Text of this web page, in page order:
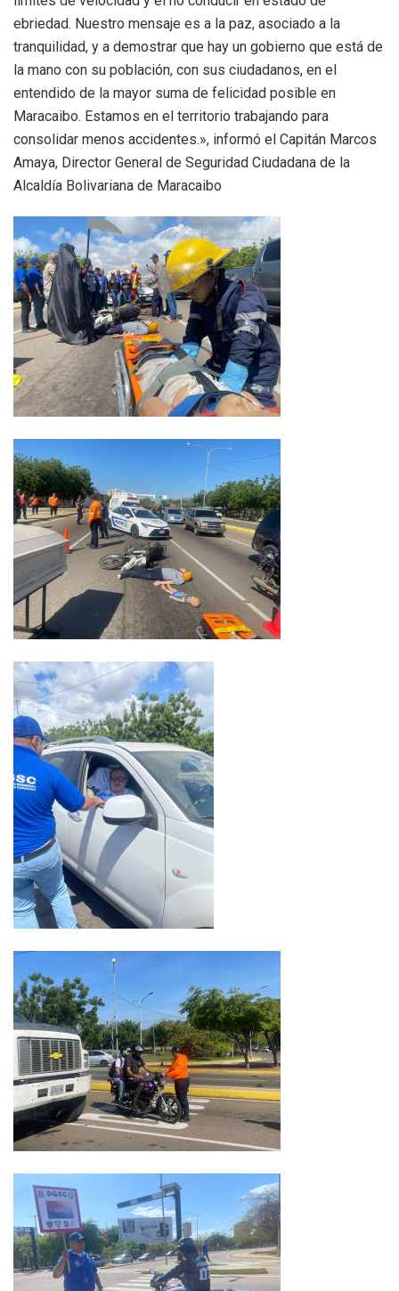
ebriedad. Nuestro mensaje es a la paz, asociado a la
tranquilidad, y a demostrar que hay un gobierno que está de
la mano con su población, con sus ciudadanos, en el
entendido de la mayor suma de felicidad posible en
Maracaibo. Estamos en el territorio trabajando para
consolidar menos accidentes.», informó el Capitán Marcos
Amaya, Director General de Seguridad Ciudadana de la
Alcaldía Bolivariana de Maracaibo